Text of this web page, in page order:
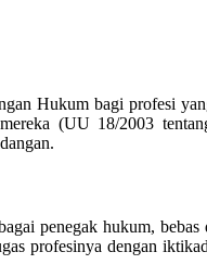
Hukum bagi profesi
(UU 18/2003
penegak hukum,
profesinya dengan